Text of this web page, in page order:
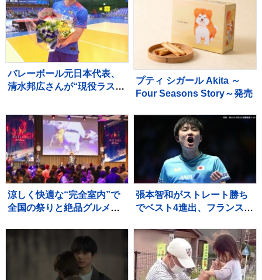
バレーボール元日本代表、
清水邦広さんが“現役ラスト
てすごい」引退記念試合で
豪華メンバーも集結
プティ シガール Akita ～
Four Seasons Story～発売
涼しく快適な“完全室内”で
全国の祭りと絶品グルメを
張本智和がストレート勝ち
でベスト4進出、フランスの
あと2つ【WTTチャンピオ
ンズ横浜】